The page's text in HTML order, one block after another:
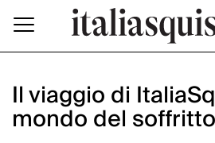
Il viaggio di
mondo del soffritto